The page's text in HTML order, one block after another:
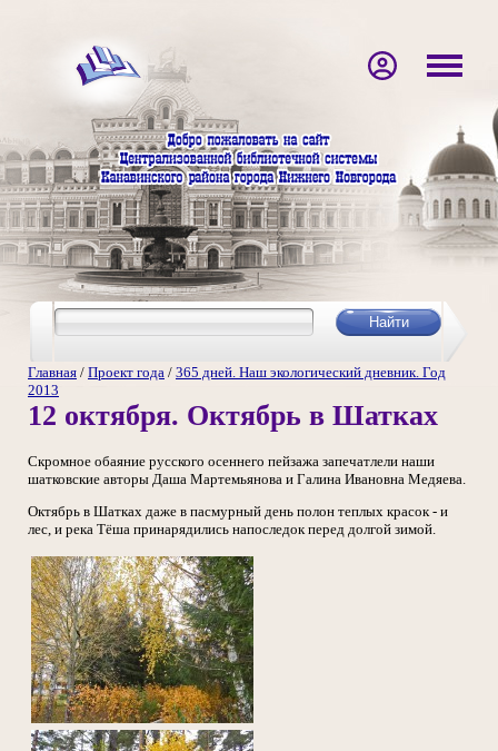
Главная / Проект года / 365 дней. Наш экологический дневник. Год
2013
12 октября. Октябрь в Шатках
Скромное обаяние русского осеннего пейзажа запечатлели наши
шатковские авторы Даша Мартемьянова и Галина Ивановна Медяева.
Октябрь в Шатках даже в пасмурный день полон теплых красок - и
лес, и река Тёша принарядились напоследок перед долгой зимой.